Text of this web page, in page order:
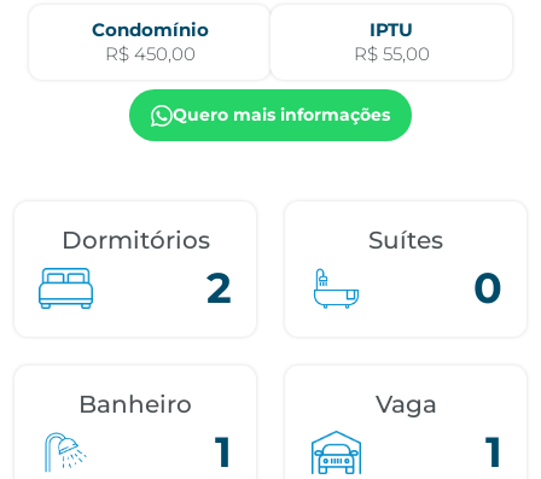
Condomínio
R$ 450,00
IPTU
R$ 55,00
Quero mais informações
Dormitórios
2
Suítes
0
Banheiro
1
Vaga
1